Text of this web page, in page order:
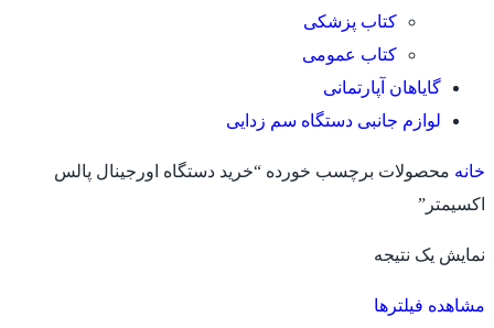
کتاب پزشکی
کتاب عمومی
گایاهان آپارتمانی
لوازم جانبی دستگاه سم زدایی
خانه محصولات برچسب خورده “خرید دستگاه اورجینال پالس
اکسیمتر”
نمایش یک نتیجه
مشاهده فیلترها